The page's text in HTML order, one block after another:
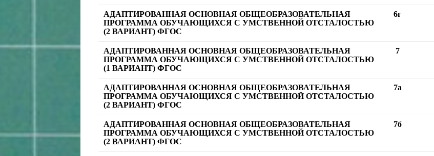
АДАПТИРОВАННАЯ ОСНОВНАЯ ОБЩЕОБРАЗОВАТЕЛЬНАЯ
ПРОГРАММА ОБУЧАЮЩИХСЯ С УМСТВЕННОЙ ОТСТАЛОСТЬЮ
(2 ВАРИАНТ) ФГОС
6г
АДАПТИРОВАННАЯ ОСНОВНАЯ ОБЩЕОБРАЗОВАТЕЛЬНАЯ
ПРОГРАММА ОБУЧАЮЩИХСЯ С УМСТВЕННОЙ ОТСТАЛОСТЬЮ
(1 ВАРИАНТ) ФГОС
7
АДАПТИРОВАННАЯ ОСНОВНАЯ ОБЩЕОБРАЗОВАТЕЛЬНАЯ
ПРОГРАММА ОБУЧАЮЩИХСЯ С УМСТВЕННОЙ ОТСТАЛОСТЬЮ
(2 ВАРИАНТ) ФГОС
7а
АДАПТИРОВАННАЯ ОСНОВНАЯ ОБЩЕОБРАЗОВАТЕЛЬНАЯ
ПРОГРАММА ОБУЧАЮЩИХСЯ С УМСТВЕННОЙ ОТСТАЛОСТЬЮ
(2 ВАРИАНТ) ФГОС
7б